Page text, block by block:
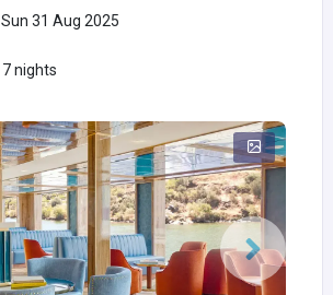
Sun 31 Aug 2025
7 nights